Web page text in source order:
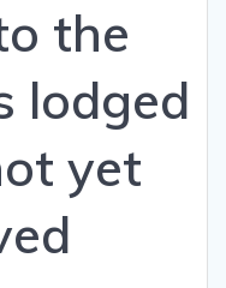
the
lodged
yet